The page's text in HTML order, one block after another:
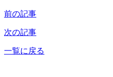
前の記事
次の記事
一覧に戻る